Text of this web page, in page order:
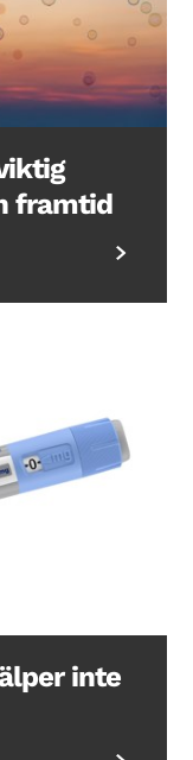
framtid
inte